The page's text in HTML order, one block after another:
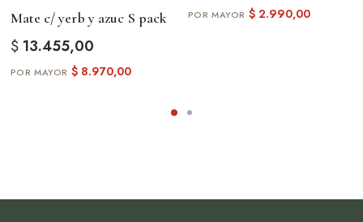
Mate c/ yerb y azuc S pack
$13.455,00
$8.970,00
$2.990,00